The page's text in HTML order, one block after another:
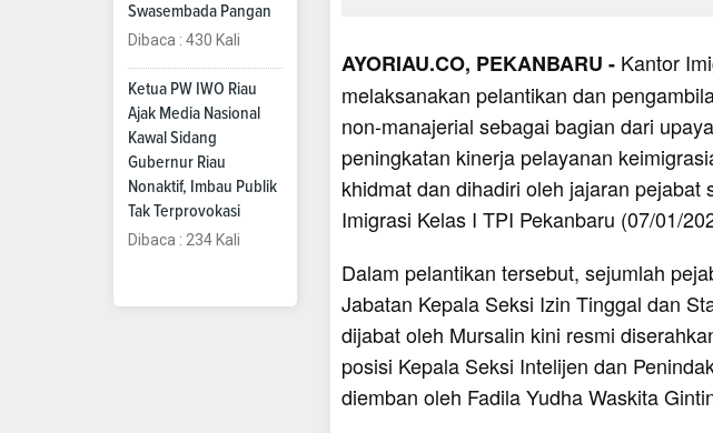
Swasembada Pangan
Dibaca : 430 Kali
Ketua PW IWO Riau
Ajak Media Nasional
Kawal Sidang
Gubernur Riau
Nonaktif, Imbau Publik
Tak Terprovokasi
Dibaca : 234 Kali
AYORIAU.CO, PEKANBARU - Kantor
melaksanakan pelantikan dan
non-manajerial sebagai bagian dari
peningkatan kinerja pelayanan
khidmat dan dihadiri oleh jajaran
Imigrasi Kelas I TPI Pekanbaru (07/01/
Dalam pelantikan tersebut, sejumlah
Jabatan Kepala Seksi Izin Tinggal dan
dijabat oleh Mursalin kini resmi
posisi Kepala Seksi Intelijen dan
diemban oleh Fadila Yudha Waskita